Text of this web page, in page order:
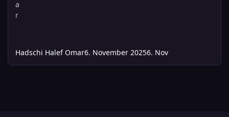
Hadschi Halef Omar6. November 20256. Nov